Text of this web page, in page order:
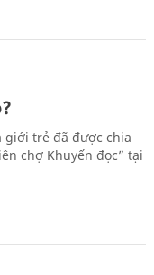
giới trẻ đã được chia
chợ Khuyến đọc” tại